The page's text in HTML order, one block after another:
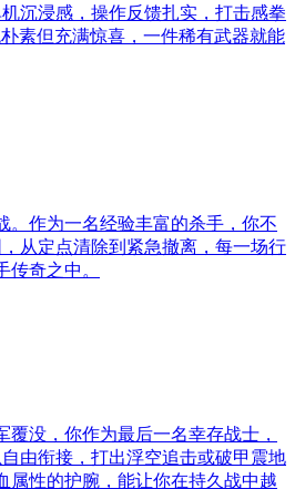
沉浸感，操作反馈扎实，打击感拳
素但充满惊喜，一件稀有武器就能
。作为一名经验丰富的杀手，你不
从定点清除到紧急撤离，每一场行
奇之中。
没，你作为最后一名幸存战士，
由衔接，打出浮空追击或破甲震地
属性的护腕，能让你在持久战中越